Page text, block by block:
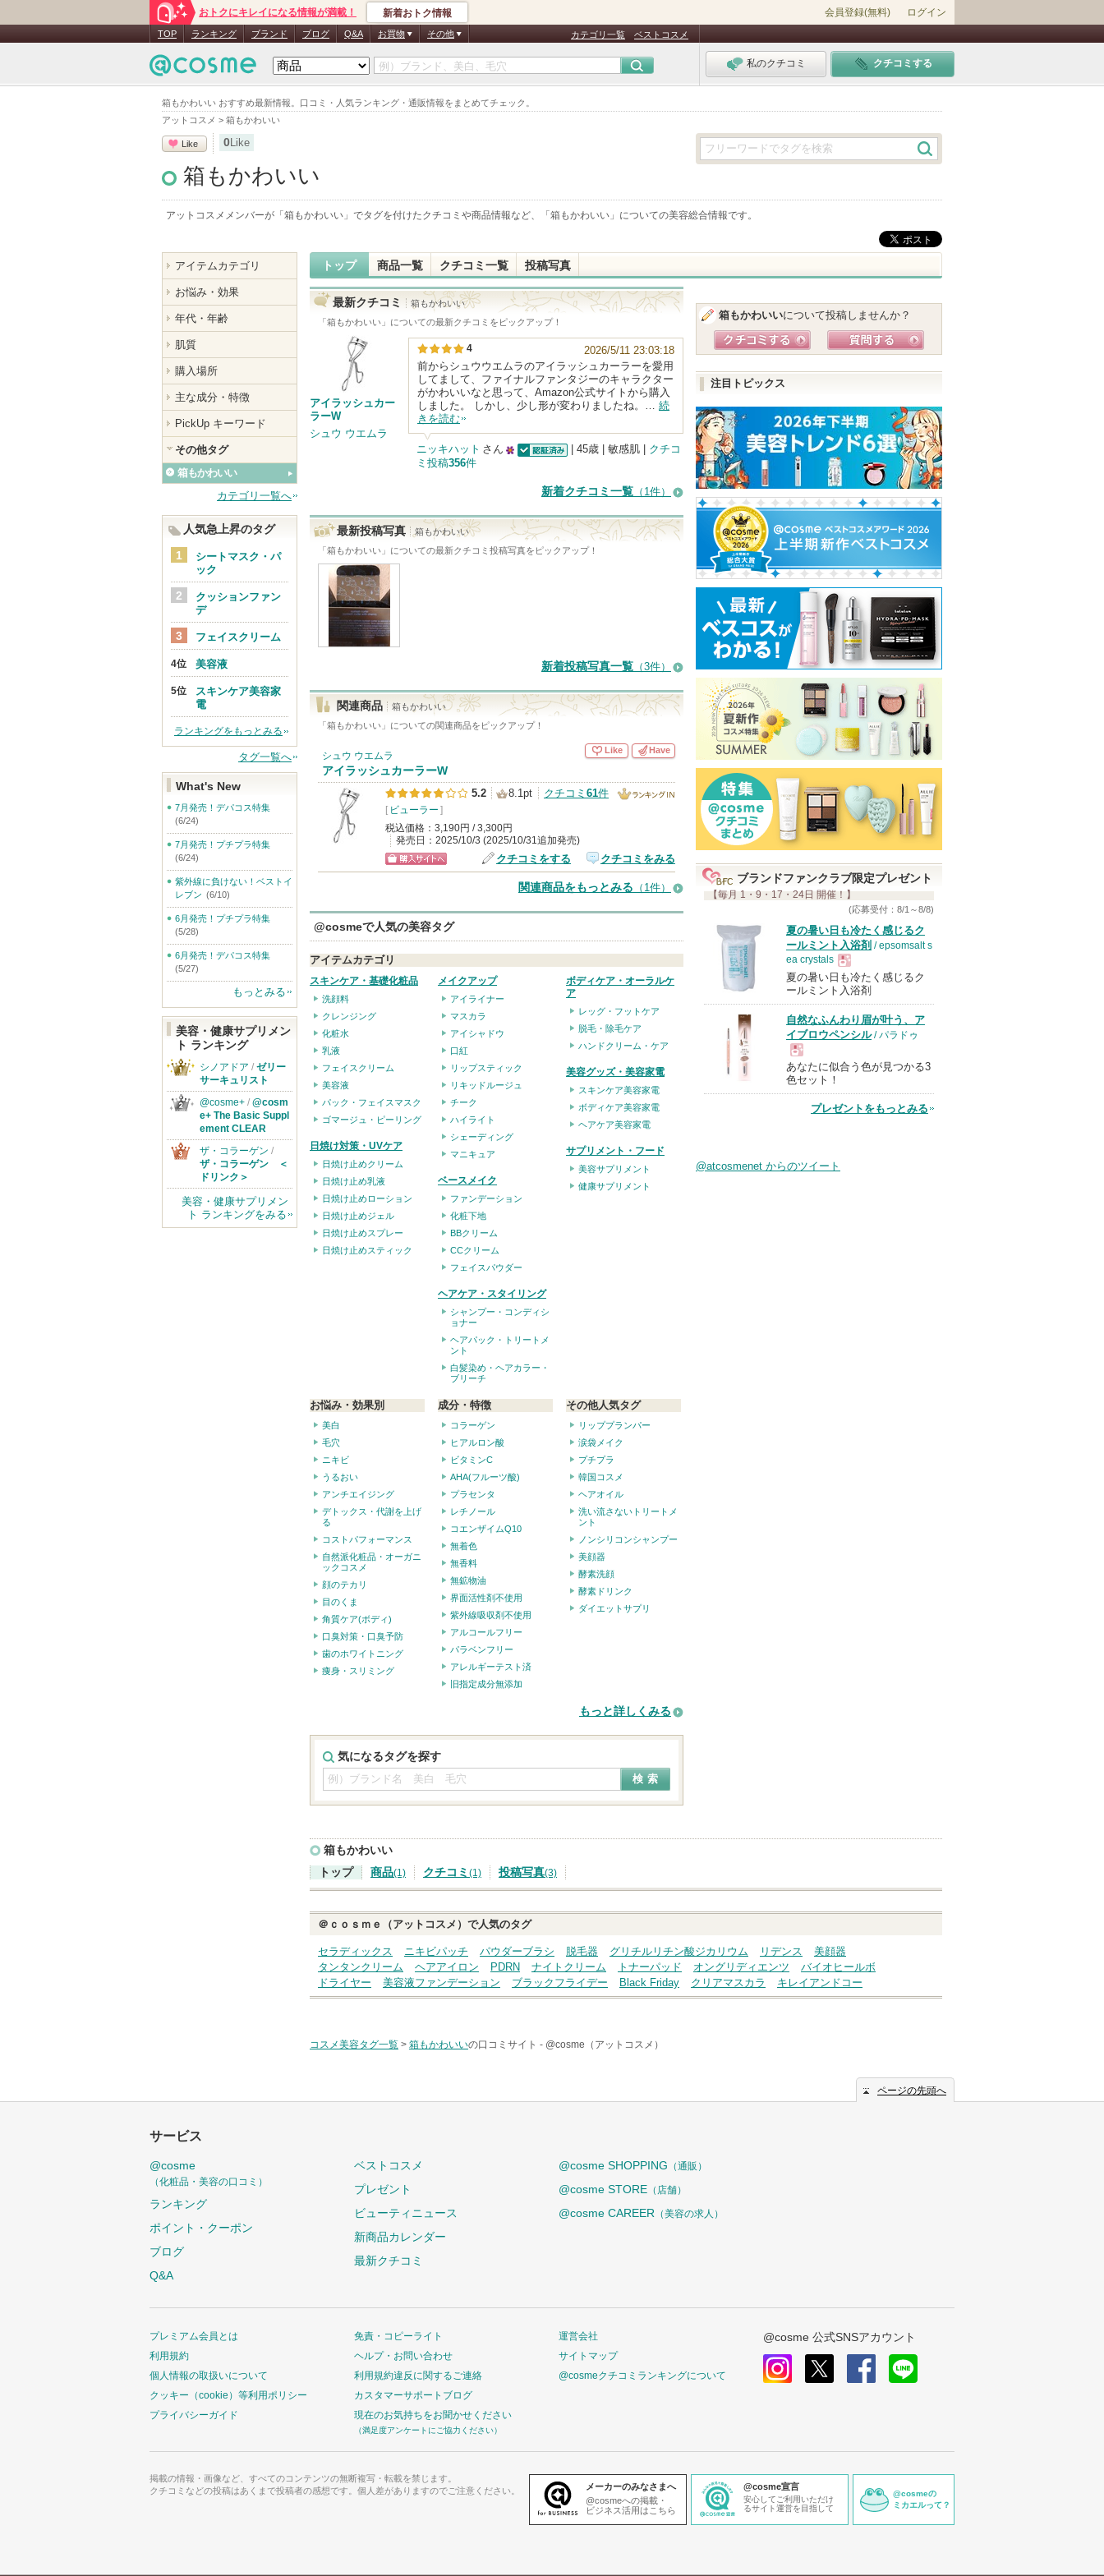
箱もかわいい おすすめ最新情報。口コミ・人気ランキング・通販情報をまとめてチェック。
アットコスメ > 箱もかわいい
おトクにキレイになる情報が満載！ 新着おトク情報 会員登録(無料) ログイン
TOP ランキング ブランド ブログ Q&A お買物 その他 カテゴリ一覧 ベストコスメ
私のクチコミ クチコミする
Like 0Like
箱もかわいい
アットコスメメンバーが「 箱もかわいい 」でタグを付けたクチコミや商品情報など、「 箱もかわいい 」についての美容総合情報です。
トップ 商品一覧 クチコミ一覧 投稿写真
最新クチコミ
箱もかわいい
「箱もかわいい 」についての最新クチコミをピックアップ！
アイラッシュカー
ラーW
シュウ ウエムラ
4
2026/5/11 23:03:18
前からシュウウエムラのアイラッシュカーラーを愛用
してまして、ファイナルファンタジーのキャラクター
がかわいいなと思って、Amazon公式サイトから購入
しました。 しかし、少し形が変わりましたね。… 続
きを読む
ニッキハット さん
上
の
気
に
登
さ
て
ま
| 45歳 | 敏感肌 | クチコ
ミ投稿356件
新着クチコミ一覧 （1件）
最新投稿写真
箱もかわいい
「箱もかわいい 」についての最新クチコミ投稿写真をピックアップ！
新着投稿写真一覧 （3件）
関連商品
箱もかわいい
「箱もかわいい 」についての関連商品をピックアップ！
シュウ ウエムラ
アイラッシュカーラーW
Like Have
5.2 8.1pt クチコミ 61件
[ ビューラー ]
税込価格：3,190円 / 3,300円
発売日：2025/10/3 (2025/10/31追加発売)
ショッピン
クチコミをする クチコミをみる
関連商品をもっとみる （1件）
@cosmeで人気の美容タグ
アイテムカテゴリ
スキンケア・基礎化粧品
洗顔料
クレンジング
化粧水
乳液
フェイスクリーム
美容液
パック・フェイスマスク
ゴマージュ・ピーリング
日焼け対策・UVケア
日焼け止めクリーム
日焼け止め乳液
日焼け止めローション
日焼け止めジェル
日焼け止めスプレー
日焼け止めスティック
メイクアップ
アイライナー
マスカラ
アイシャドウ
口紅
リップスティック
リキッドルージュ
チーク
ハイライト
シェーディング
マニキュア
ベースメイク
ファンデーション
化粧下地
BBクリーム
CCクリーム
フェイスパウダー
ヘアケア・スタイリング
シャンプー・コンディシ
ョナー
ヘアパック・トリートメ
ント
白髪染め・ヘアカラー・
ブリーチ
ボディケア・オーラルケ
ア
レッグ・フットケア
脱毛・除毛ケア
ハンドクリーム・ケア
美容グッズ・美容家電
スキンケア美容家電
ボディケア美容家電
ヘアケア美容家電
サプリメント・フード
美容サプリメント
健康サプリメント
お悩み・効果別
美白
毛穴
ニキビ
うるおい
アンチエイジング
デトックス・代謝を上げ
る
コストパフォーマンス
自然派化粧品・オーガニ
ックコスメ
顔のテカリ
目のくま
角質ケア(ボディ)
口臭対策・口臭予防
歯のホワイトニング
痩身・スリミング
成分・特徴
コラーゲン
ヒアルロン酸
ビタミンC
AHA(フルーツ酸)
プラセンタ
レチノール
コエンザイムQ10
無着色
無香料
無鉱物油
界面活性剤不使用
紫外線吸収剤不使用
アルコールフリー
パラベンフリー
アレルギーテスト済
旧指定成分無添加
その他人気タグ
リッププランパー
涙袋メイク
プチプラ
韓国コスメ
ヘアオイル
洗い流さないトリートメ
ント
ノンシリコンシャンプー
美顔器
酵素洗顔
酵素ドリンク
ダイエットサプリ
もっと詳しくみる
気になるタグを探す
箱もかわいいについて投稿しませんか？
注目トピックス
ブランドファンクラブ限定プレゼント
【毎月 1・9・17・24日 開催！】
(応募受付：8/1～8/8)
夏の暑い日も冷たく感じるク
ールミント入浴剤 / epsomsalt s
ea crystals
現
品
夏の暑い日も冷たく感じるク
ールミント入浴剤
自然なふんわり眉が叶う、ア
イブロウペンシル/ パラドゥ
現
あなたに似合う色が見つかる3
色セット！
プレゼントをもっとみる
@atcosmenet からのツイート
箱もかわいい
トップ
商品(1) クチコミ (1) 投稿写真(3)
＠ｃｏｓｍｅ（アットコスメ）で人気のタグ
セラディックス ニキビパッチ パウダーブラシ 脱毛器 グリチルリチン酸ジカリウム リデンス
美顔器
タンタンクリーム
ヘアアイロン PDRN ナイトクリーム トナーパッド オングリディエンツ
バイオヒールボ
ドライヤー
美容液ファンデーション ブラックフライデー Black Friday クリアマスカラ キレイアンドコー
コスメ美容タグ一覧 > 箱もかわいいの口コミサイト - @cosme（アットコスメ）
アイテムカテゴリ
お悩み・効果
年代・年齢
肌質
購入場所
主な成分・特徴
PickUp キーワード
その他タグ
箱もかわいい
カテゴリ一覧へ
人気急上昇のタグ
シートマスク・パ
ック
クッションファン
デ
フェイスクリーム
美容液
スキンケア美容家
電
ランキングをもっとみる
タグ一覧へ
What's New
7月発売！デパコス特集
(6/24)
7月発売！プチプラ特集
(6/24)
紫外線に負けない！ベストイ
レブン (6/10)
6月発売！プチプラ特集
(5/28)
6月発売！デパコス特集
(5/27)
もっとみる
美容・健康サプリメン
ト ランキング
シノアドア / ゼリー
サーキュリスト
@cosme+ / @cosm
e+ The Basic Suppl
ement CLEAR
ザ・コラーゲン /
ザ・コラーゲン ＜
ドリンク＞
美容・健康サプリメン
ト ランキングをみる
ページの先頭へ
サービス
@cosme
（化粧品・美容の口コミ）
ランキング
ポイント・クーポン
ブログ
Q&A
ベストコスメ
プレゼント
ビューティニュース
新商品カレンダー
最新クチコミ
@cosme SHOPPING （通販）
@cosme STORE （店舗）
@cosme CAREER （美容の求人）
プレミアム会員とは
利用規約
個人情報の取扱いについて
クッキー（cookie）等利用ポリシー
プライバシーガイド
免責・コピーライト
ヘルプ・お問い合わせ
利用規約違反に関するご連絡
カスタマーサポートブログ
現在のお気持ちをお聞かせください
（満足度アンケートにご協力ください）
運営会社
サイトマップ
@cosmeクチコミランキングについて
@cosme 公式SNSアカウント
掲載の情報・画像など、すべてのコンテンツの無断複写・転載を禁じます。
クチコミなどの投稿はあくまで投稿者の感想です。個人差がありますのでご注意ください。
メーカーのみなさまへ
@cosmeへの掲載・
ビジネス活用はこちら
@cosme宣言
安心してご利用いただけ
るサイト運営を目指して
@cosmeの
ミカエルって？